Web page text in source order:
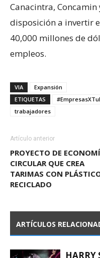
Canacintra,
disposición a invertir
40,000 millones de
empleos.
VIA
Expansión
ETIQUETAS
trabajadores
Artículo anterior
PROYECTO DE
CIRCULAR QUE CREA
TARIMAS CON
RECICLADO
ARTÍCULOS
HARRY